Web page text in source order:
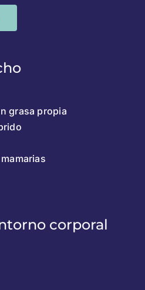
grasa propia
corporal